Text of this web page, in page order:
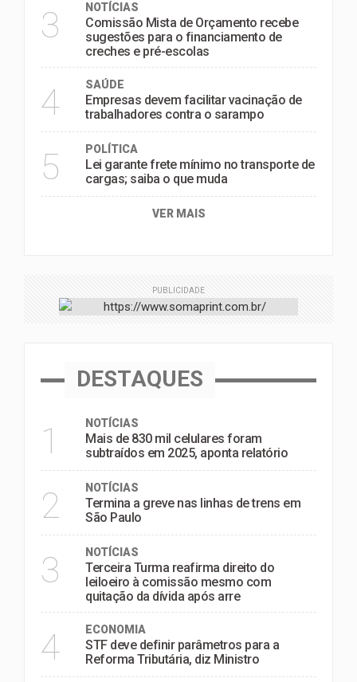
3 NOTÍCIAS
Comissão Mista de Orçamento recebe
sugestões para o financiamento de
creches e pré-escolas
4 SAÚDE
Empresas devem facilitar vacinação de
trabalhadores contra o sarampo
5 POLÍTICA
Lei garante frete mínimo no transporte de
cargas; saiba o que muda
VER MAIS
PUBLICIDADE
DESTAQUES
1 NOTÍCIAS
Mais de 830 mil celulares foram
subtraídos em 2025, aponta relatório
2 NOTÍCIAS
Termina a greve nas linhas de trens em
São Paulo
3 NOTÍCIAS
Terceira Turma reafirma direito do
leiloeiro à comissão mesmo com
quitação da dívida após arre
4 ECONOMIA
STF deve definir parâmetros para a
Reforma Tributária, diz Ministro